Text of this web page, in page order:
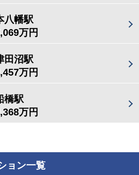
八幡駅
万円
田沼駅
万円
橋駅
万円
ョン一覧